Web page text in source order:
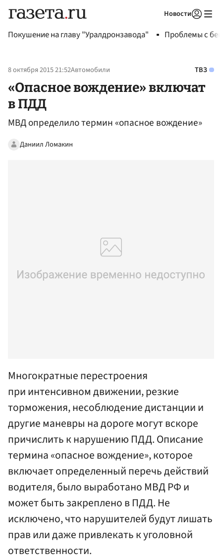
Новости
Покушение на главу "Уралдронзавода" Проблемы с
8 октября 2015 21:52Автомобили ТВЗ
«Опасное вождение» включат
в ПДД
МВД определило термин «опасное вождение»
Даниил Ломакин
Многократные перестроения
при интенсивном движении, резкие
торможения, несоблюдение дистанции и
другие маневры на дороге могут вскоре
причислить к нарушению ПДД. Описание
термина «опасное вождение», которое
включает определенный перечь действий
водителя, было выработано МВД РФ и
может быть закреплено в ПДД. Не
исключено, что нарушителей будут лишать
прав или даже привлекать к уголовной
ответственности.